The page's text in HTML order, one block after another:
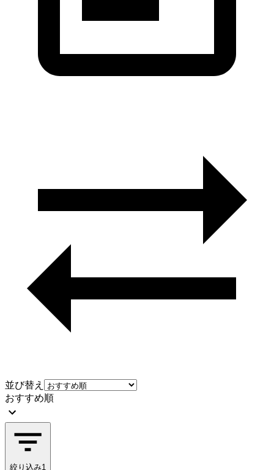
並び替え
おすすめ順
絞り込み1